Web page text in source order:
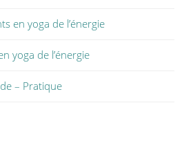
en yoga de l’énergie
yoga de l’énergie
– Pratique